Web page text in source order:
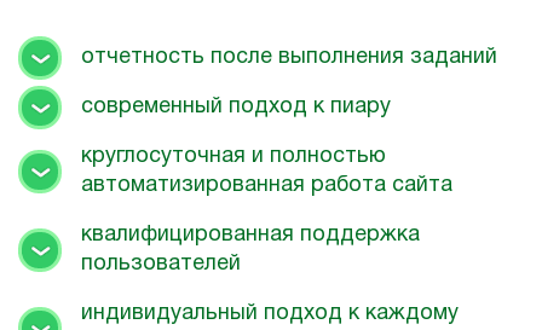
отчетность после выполнения заданий
современный подход к пиару
круглосуточная и полностью
автоматизированная работа сайта
квалифицированная поддержка
пользователей
индивидуальный подход к каждому